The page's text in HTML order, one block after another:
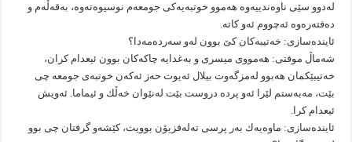
له‌دوو سێى ناوه‌ندییه‌وه‌ هه‌موو خوتبه‌یه‌كى جومعه‌م نوسیوه‌ته‌وه‌، به‌قه‌ڵه‌م و
ده‌فته‌ره‌وه‌ ئه‌چووم ئه‌و كاته‌.
ئاینده‌سازى: خه‌تیبه‌كان كێ بوون له‌و سه‌رده‌مه‌دا؟
شه‌ماڵ موفتى: هه‌مووى میسرى و به‌غدایه‌ چاكه‌كان بوون ئیعدام كران،
خه‌تیبێكمان هه‌بوو له‌مزگه‌وت بیلال ئه‌یوت حه‌ز ئه‌كه‌ن خوتبه‌ى جومعه‌ چى
بێت، مه‌به‌ستم لێرا ئه‌و پرده‌ دروست بێت له‌نێوان خه‌ڵك و ئیماما. ئه‌ویش
ئیعدام كرا.
ئاینده‌سازى: ماوه‌یه‌ك به‌ر پرسى ته‌له‌فزیۆن بوویت، كێشه‌و گرفتان چى بوو